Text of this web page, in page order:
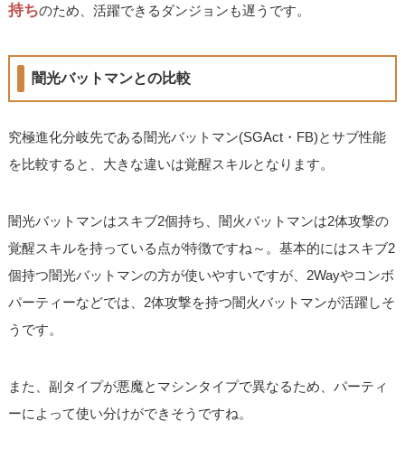
持ちのため、活躍できるダンジョンも遅うです。
闇光バットマンとの比較
究極進化分岐先である闇光バットマン(SGAct・FB)とサブ性能
を比較すると、大きな違いは覚醒スキルとなります。
闇光バットマンはスキブ2個持ち、闇火バットマンは2体攻撃の
覚醒スキルを持っている点が特徴ですね～。基本的にはスキブ2
個持つ闇光バットマンの方が使いやすいですが、2Wayやコンボ
パーティーなどでは、2体攻撃を持つ闇火バットマンが活躍しそ
うです。
また、副タイプが悪魔とマシンタイプで異なるため、パーティ
ーによって使い分けができそうですね。